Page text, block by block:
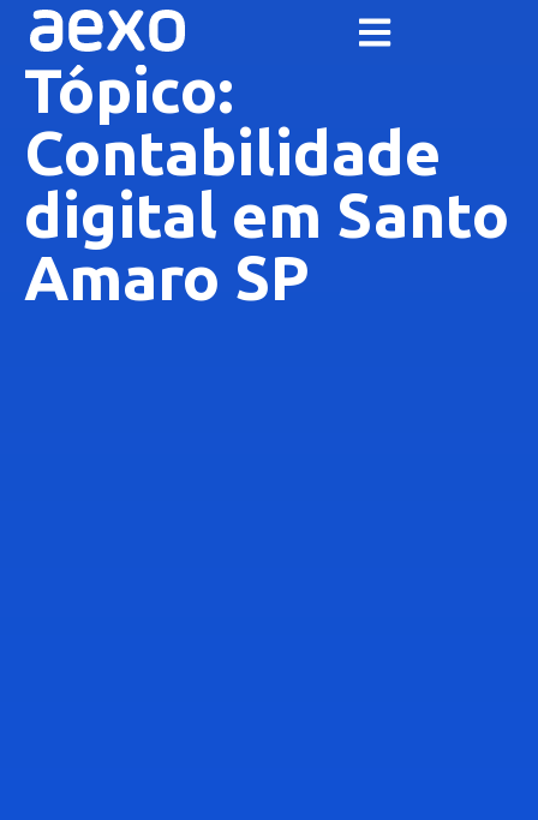
Tópico:
Contabilidade
digital em Santo
Amaro SP